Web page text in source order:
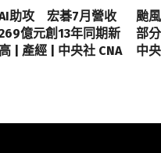
助攻 宏碁7月營收
億元創13年同期新
高 | 產經 | 中央社 CNA
颱
部
中